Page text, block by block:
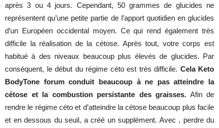
après 3 ou 4 jours. Cependant, 50 grammes de glucides ne
représentent qu’une petite partie de l’apport quotidien en glucides
d’un Européen occidental moyen. Ce qui rend également très
difficile la réalisation de la cétose. Après tout, votre corps est
habitué à des niveaux beaucoup plus élevés de glucides. Par
conséquent, le début du régime céto est très difficile. Cela Keto
BodyTone forum conduit beaucoup à ne pas atteindre la
cétose et la combustion persistante des graisses. Afin de
rendre le régime céto et d’atteindre la cétose beaucoup plus facile
et en dessous du seuil, a créé un supplément. Avec , perdre du